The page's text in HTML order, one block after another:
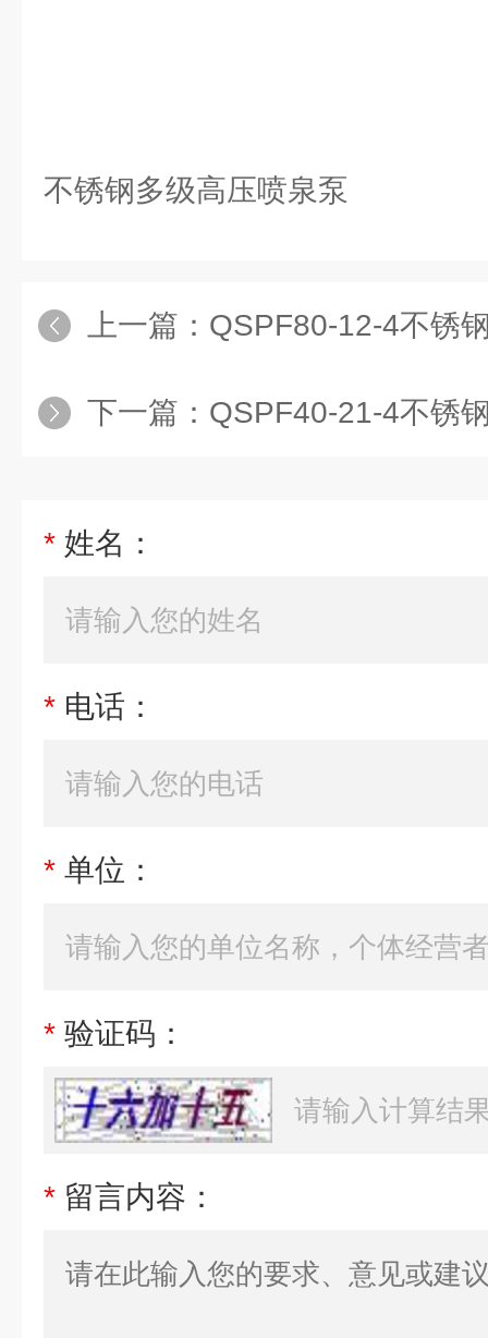
不锈钢多级高压喷泉泵
上一篇： QSPF80-12-4不锈
下一篇： QSPF40-21-4不锈
* 姓名：
* 电话：
* 单位：
* 验证码：
* 留言内容：